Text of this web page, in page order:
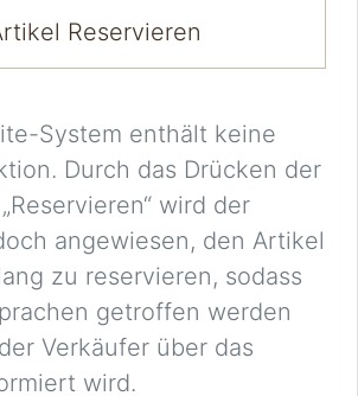
Reservieren
System enthält keine
Durch das Drücken der
wird der
angewiesen, den Artikel
zu reservieren, sodass
getroffen werden
Verkäufer über das
wird.